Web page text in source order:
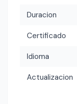
Duracion
Certificado
Idioma
Actualizacion